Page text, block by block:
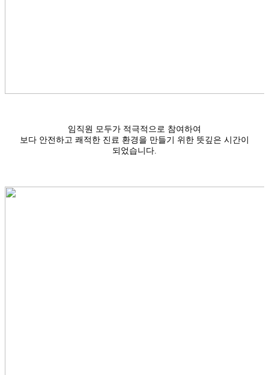
임직원 모두가 적극적으로 참여하여
보다 안전하고 쾌적한 진료 환경을 만들기 위한 뜻깊은 시간이
되었습니다.